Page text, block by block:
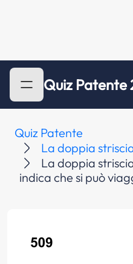
Quiz Patente
Quiz Patente
La doppia
La doppia
indica che si può